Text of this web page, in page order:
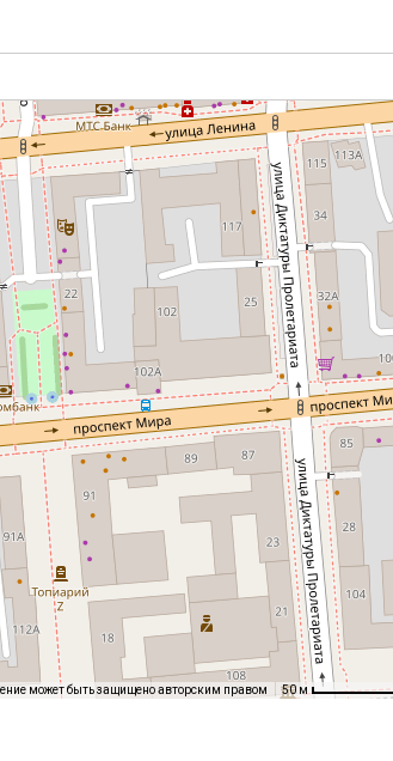
может быть защищено авторским правом 50 м